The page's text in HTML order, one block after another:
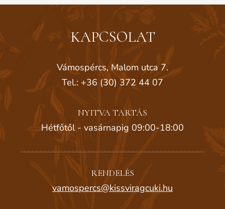
KAPCSOLAT
Vámospércs, Malom utca 7.
Tel.: +36 (30) 372 44 07
NYITVA TARTÁS
Hétfőtől - vasárnapig 09:00-18:00
RENDELÉS
vamospercs@kissviragcuki.hu